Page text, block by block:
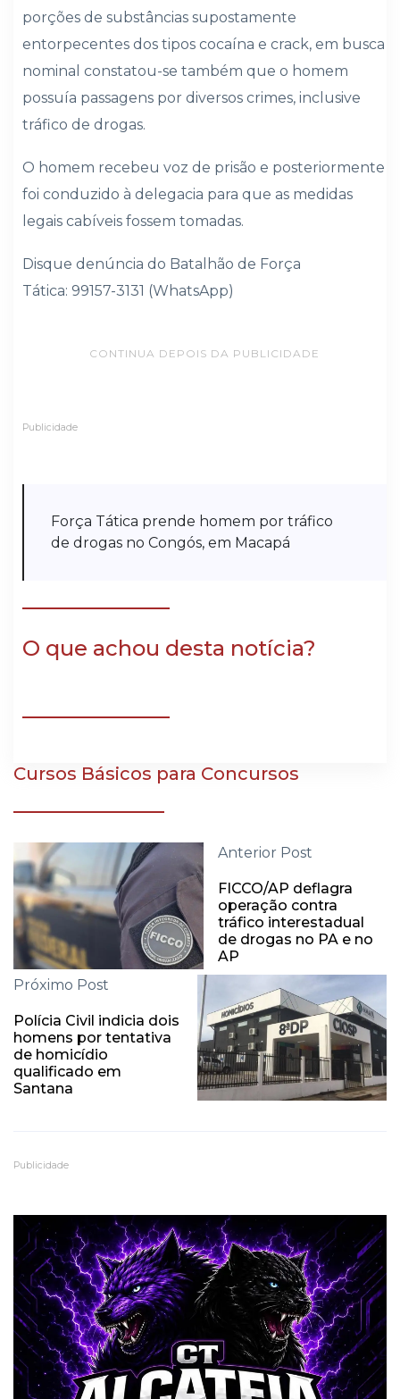
porções de substâncias supostamente
entorpecentes dos tipos cocaína e crack, em busca
nominal constatou-se também que o homem
possuía passagens por diversos crimes, inclusive
tráfico de drogas.
O homem recebeu voz de prisão e posteriormente
foi conduzido à delegacia para que as medidas
legais cabíveis fossem tomadas.
Disque denúncia do Batalhão de Força
Tática: 99157-3131 (WhatsApp)
CONTINUA DEPOIS DA PUBLICIDADE
Publicidade
Força Tática prende homem por tráfico
de drogas no Congós, em Macapá
O que achou desta notícia?
Cursos Básicos para Concursos
Anterior Post
FICCO/AP deflagra
operação contra
tráfico interestadual
de drogas no PA e no
AP
Próximo Post
Polícia Civil indicia dois
homens por tentativa
de homicídio
qualificado em
Santana
Publicidade